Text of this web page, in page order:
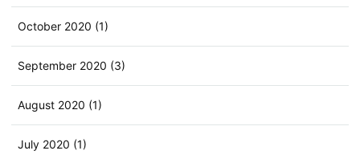
October 2020 (1)
September 2020 (3)
August 2020 (1)
July 2020 (1)